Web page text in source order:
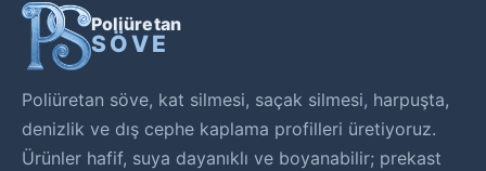
Poliüretan
SÖVE
Poliüretan söve, kat silmesi, saçak silmesi, harpuşta,
denizlik ve dış cephe kaplama profilleri üretiyoruz.
Ürünler hafif, suya dayanıklı ve boyanabilir; prekast